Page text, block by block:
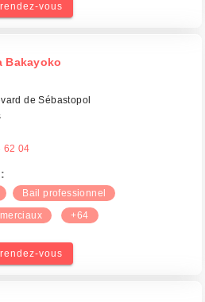
vous
Bakayoko
de Sébastopol
62 04
Bail professionnel
+64
vous